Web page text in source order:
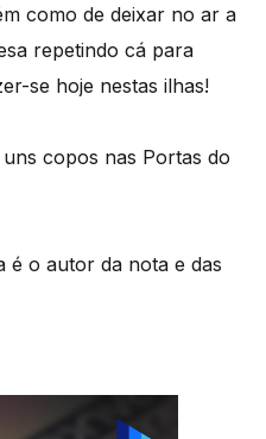
como de deixar no ar a
repetindo cá para
se hoje nestas ilhas!
copos nas Portas do
é o autor da nota e das